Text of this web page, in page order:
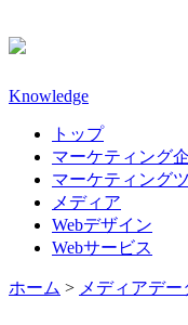
Knowledge
トップ
マーケティング
マーケティング
メディア
Webデザイン
Webサービス
ホーム > メディアデー